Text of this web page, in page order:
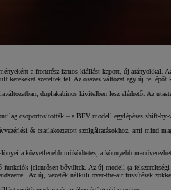
a frontrész izmos kiállást kapott, új
kerekeket szereltek fel. Az összes változat egy új
duplakabinos kivitelben lesz elérhető. Az
csoportosították – a BEV modell egylépéses
és csatlakoztatott szolgáltatásokhoz, ami mind
a közvetlenebb működtetés, a könnyebb
jelentősen bővültek. Az új modell (a
Az új, vezeték nélküli over-the-air frissítések